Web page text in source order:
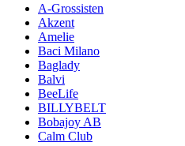
A-Grossisten
Akzent
Amelie
Baci Milano
Baglady
Balvi
BeeLife
BILLYBELT
Bobajoy AB
Calm Club